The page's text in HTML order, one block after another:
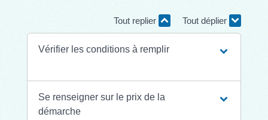
Tout replier Tout déplier
Vérifier les conditions à remplir
Se renseigner sur le prix de la
démarche